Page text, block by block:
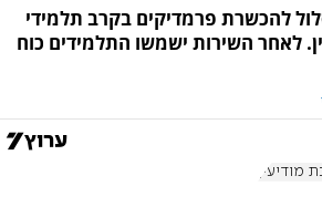
להכשרת פרמדיקים בקרב תלמידי
לאחר השירות ישמשו התלמידים כוח
מודיעין